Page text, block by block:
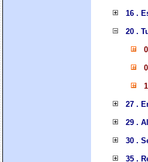
16 .
20 .
27 .
29 .
30 .
35 .